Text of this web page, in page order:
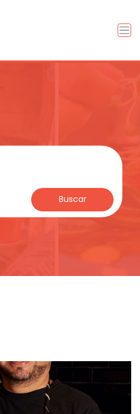
Buscar